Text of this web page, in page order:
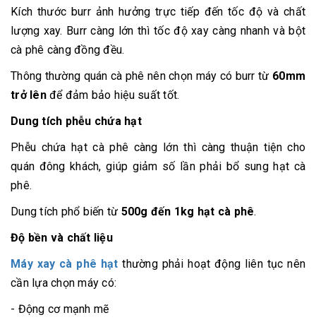
Kích thước burr ảnh hưởng trực tiếp đến tốc độ và chất
lượng xay. Burr càng lớn thì tốc độ xay càng nhanh và bột
cà phê càng đồng đều.
Thông thường quán cà phê nên chọn máy có burr từ 60mm
trở lênđể đảm bảo hiệu suất tốt.
Dung tích phễu chứa hạt
Phễu chứa hạt cà phê càng lớn thì càng thuận tiện cho
quán đông khách, giúp giảm số lần phải bổ sung hạt cà
phê.
Dung tích phổ biến từ 500g đến 1kg hạt cà phê.
Độ bền và chất liệu
Máy xay cà phê hạt thường phải hoạt động liên tục nên
cần lựa chọn máy có:
- Động cơ mạnh mẽ